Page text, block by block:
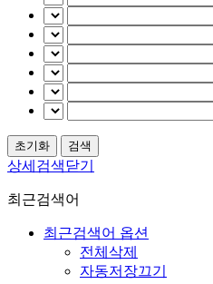
상세검색닫기
최근검색어
최근검색어 옵션
전체삭제
자동저장끄기